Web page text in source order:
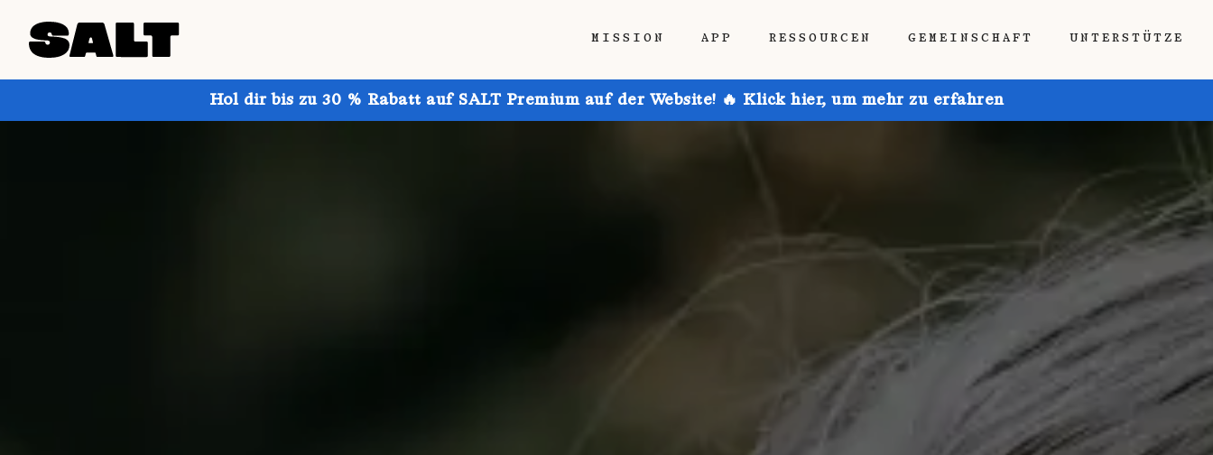
MISSION APP RESSOURCEN GEMEINSCHAFT UNTERSTÜTZE
Hol dir bis zu 30 % Rabatt auf SALT Premium auf der Website! 🔥 Klick hier, um mehr zu erfahren